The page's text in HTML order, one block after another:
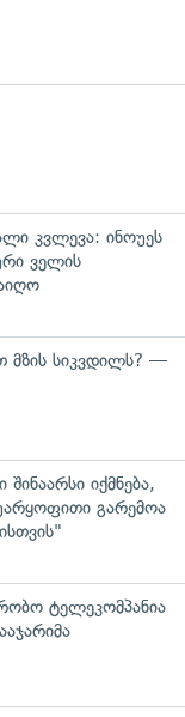
კვლევა: ინოუეს
ველის
მზის სიკვდილს? —
იქმნება,
გარემოა
ტელეკომპანია